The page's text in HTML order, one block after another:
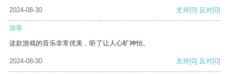
2024-08-30
支持[0] 反对[0]
游客
这款游戏的音乐非常优美，听了让人心旷神怡。
2024-08-30 支持[0] 反对[0]